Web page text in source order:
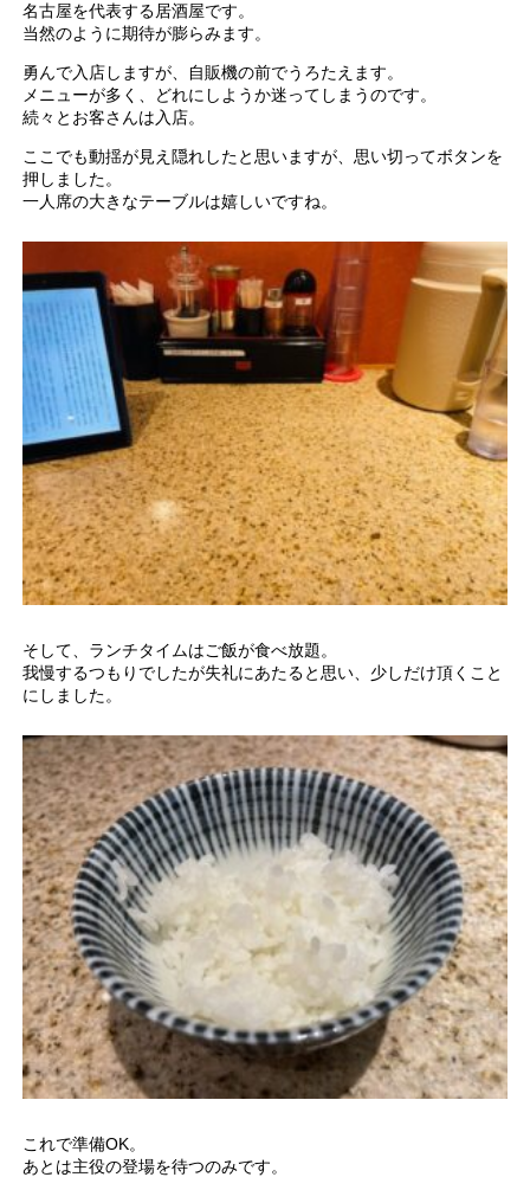
名古屋を代表する居酒屋です。
当然のように期待が膨らみます。
勇んで入店しますが、自販機の前でうろたえます。
メニューが多く、どれにしようか迷ってしまうのです。
続々とお客さんは入店。
ここでも動揺が見え隠れしたと思いますが、思い切ってボタンを
押しました。
一人席の大きなテーブルは嬉しいですね。
そして、ランチタイムはご飯が食べ放題。
我慢するつもりでしたが失礼にあたると思い、少しだけ頂くこと
にしました。
これで準備OK。
あとは主役の登場を待つのみです。